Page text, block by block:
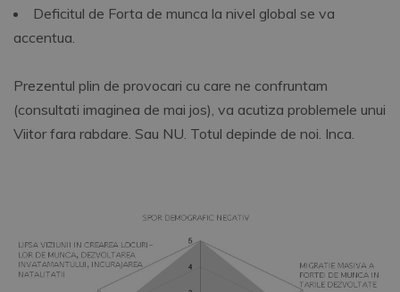
Deficitul de Forta de munca la nivel global se va
accentua.
Prezentul plin de provocari cu care ne confruntam
(consultati imaginea de mai jos), va acutiza problemele unui
Viitor fara rabdare. Sau NU. Totul depinde de noi. Inca.